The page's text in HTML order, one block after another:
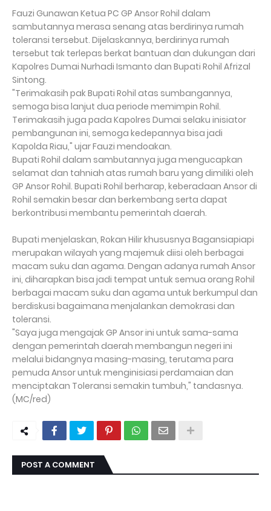
Fauzi Gunawan Ketua PC GP Ansor Rohil dalam
sambutannya merasa senang atas berdirinya rumah
toleransi tersebut. Dijelaskannya, berdirinya rumah
tersebut tak terlepas berkat bantuan dan dukungan dari
Kapolres Dumai Nurhadi Ismanto dan Bupati Rohil Afrizal
Sintong.
"Terimakasih pak Bupati Rohil atas sumbangannya,
semoga bisa lanjut dua periode memimpin Rohil.
Terimakasih juga pada Kapolres Dumai selaku inisiator
pembangunan ini, semoga kedepannya bisa jadi
Kapolda Riau," ujar Fauzi mendoakan.
Bupati Rohil dalam sambutannya juga mengucapkan
selamat dan tahniah atas rumah baru yang dimiliki oleh
GP Ansor Rohil. Bupati Rohil berharap, keberadaan Ansor di
Rohil semakin besar dan berkembang serta dapat
berkontribusi membantu pemerintah daerah.
Bupati menjelaskan, Rokan Hilir khususnya Bagansiapiapi
merupakan wilayah yang majemuk diisi oleh berbagai
macam suku dan agama. Dengan adanya rumah Ansor
ini, diharapkan bisa jadi tempat untuk semua orang Rohil
berbagai macam suku dan agama untuk berkumpul dan
berdiskusi bagaimana menjalankan demokrasi dan
toleransi.
"Saya juga mengajak GP Ansor ini untuk sama-sama
dengan pemerintah daerah membangun negeri ini
melalui bidangnya masing-masing, terutama para
pemuda Ansor untuk menginisiasi perdamaian dan
menciptakan Toleransi semakin tumbuh," tandasnya.
(MC/red)
POST A COMMENT